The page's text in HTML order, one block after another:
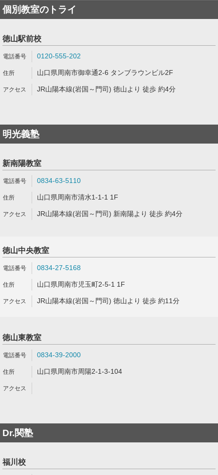
個別教室のトライ
徳山駅前校
0120-555-202
山口県周南市御幸通2-6 タンブラウンビル2F
JR山陽本線(岩国～門司) 徳山より 徒歩 約4分
明光義塾
新南陽教室
0834-63-5110
山口県周南市清水1-1-1 1F
JR山陽本線(岩国～門司) 新南陽より 徒歩 約4分
徳山中央教室
0834-27-5168
山口県周南市児玉町2-5-1 1F
JR山陽本線(岩国～門司) 徳山より 徒歩 約11分
徳山東教室
0834-39-2000
山口県周南市周陽2-1-3-104
Dr.関塾
福川校